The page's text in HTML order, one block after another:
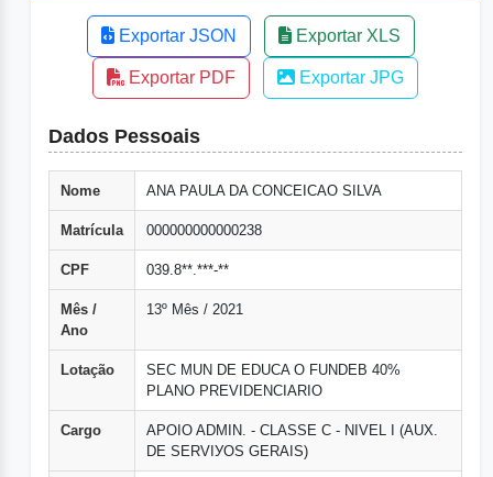
Exportar JSON Exportar XLS
Exportar PDF Exportar JPG
Dados Pessoais
Nome ANA PAULA DA CONCEICAO SILVA
Matrícula 000000000000238
CPF 039.8**.***-**
Mês /
Ano
13º Mês / 2021
Lotação
SEC MUN DE EDUCA O FUNDEB 40%
PLANO PREVIDENCIARIO
Cargo
APOIO ADMIN. - CLASSE C - NIVEL I (AUX.
DE SERVIУOS GERAIS)